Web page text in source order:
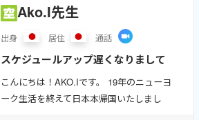
す。Ako.I先生
出身 居住 通話
スケジュールアップ遅くなりまして
すみません。 土曜日のスケジュー
ルはもうすこし近くなりましたらレ
こんにちは！AKO.Iです。 19年のニューヨ
ーク生活を終えて日本本帰国いたしまし